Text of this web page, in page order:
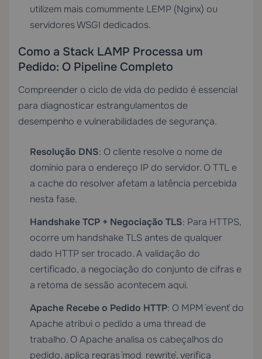
utilizem mais comummente LEMP (Nginx) ou
servidores WSGI dedicados.
Como a Stack LAMP Processa um
Pedido: O Pipeline Completo
Compreender o ciclo de vida do pedido é essencial
para diagnosticar estrangulamentos de
desempenho e vulnerabilidades de segurança.
Resolução DNS: O cliente resolve o nome de
domínio para o endereço IP do servidor. O TTL e
a cache do resolver afetam a latência percebida
nesta fase.
Handshake TCP + Negociação TLS: Para HTTPS,
ocorre um handshake TLS antes de qualquer
dado HTTP ser trocado. A validação do
certificado, a negociação do conjunto de cifras e
a retoma de sessão acontecem aqui.
Apache Recebe o Pedido HTTP: O MPM `event` do
Apache atribui o pedido a uma thread de
trabalho. O Apache analisa os cabeçalhos do
pedido, aplica regras `mod_rewrite`, verifica